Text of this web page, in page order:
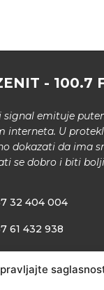
- 100.7
signal emituje
interneta. U
dokazati da ima
se dobro i biti
32 404 004
61 432 938